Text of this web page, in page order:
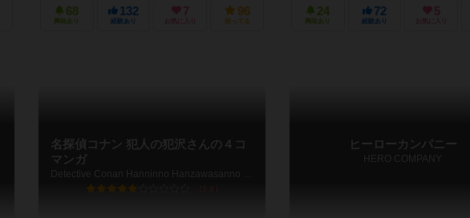
68
興味あり
132
経験あり
7
お気に入り
96
持ってる
24
興味あり
72
経験あり
5
お気に入り
名探偵コナン 犯人の犯沢さんの４コ
マンガ
5.9
ヒーローカンパニー
HERO COMPANY